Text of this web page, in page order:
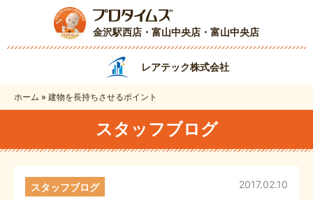
金沢駅西店・富山中央店 ・富山中央店
レアテック株式会社
ホーム » 建物を長持ちさせるポイント
スタッフブログ
2017.02.10
スタッフブログ